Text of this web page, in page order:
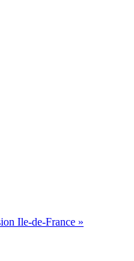
Ile-de-France »